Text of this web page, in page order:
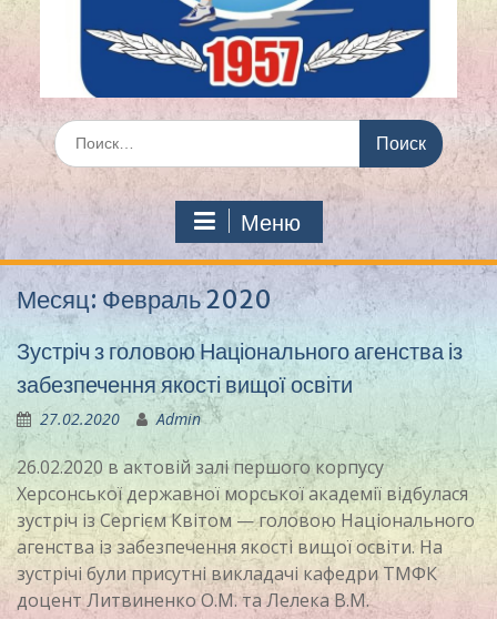
Искать:
Меню
Месяц:Февраль 2020
Зустріч з головою Національного агенства із
забезпечення якості вищої освіти
27.02.2020 Admin
26.02.2020 в актовій залі першого корпусу
Херсонської державної морської академії відбулася
зустріч із Сергієм Квітом — головою Національного
агенства із забезпечення якості вищої освіти. На
зустрічі були присутні викладачі кафедри ТМФК
доцент Литвиненко О.М. та Лелека В.М.